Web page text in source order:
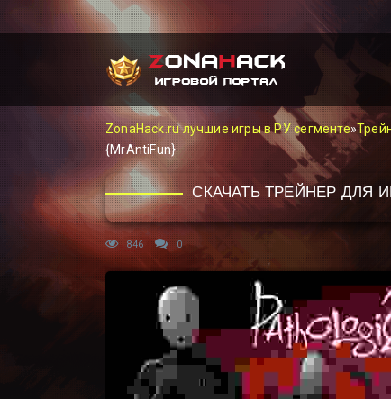
ZonaHack.ru лучшие игры в РУ сегменте»
{MrAntiFun}
СКАЧАТЬ ТРЕЙНЕР ДЛЯ
846 0